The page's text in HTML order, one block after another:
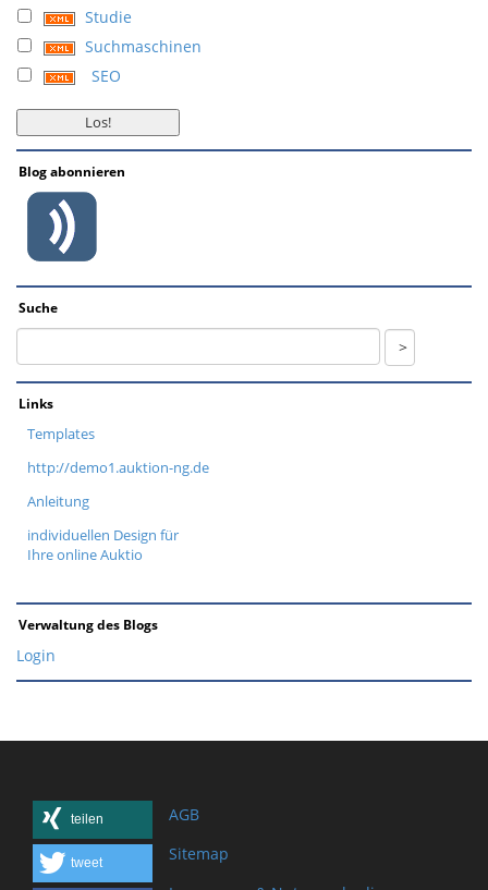
Studie
Suchmaschinen
SEO
Blog abonnieren
Suche
Links
Templates
http://demo1.auktion-ng.de
Anleitung
individuellen Design für
Ihre online Auktio
Verwaltung des Blogs
Login
teilen
tweet
AGB
Sitemap